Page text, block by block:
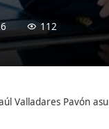
112
Valladares Pavón